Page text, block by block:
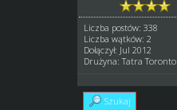
Liczba postów: 338
Liczba wątków: 2
Dołączył: Jul 2012
Drużyna: Tatra Toronto
Szukaj